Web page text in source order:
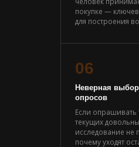
покупке —
для построения
06
Неверная
опросов
Если опрашивать
текущих
исследование не
почему уходят